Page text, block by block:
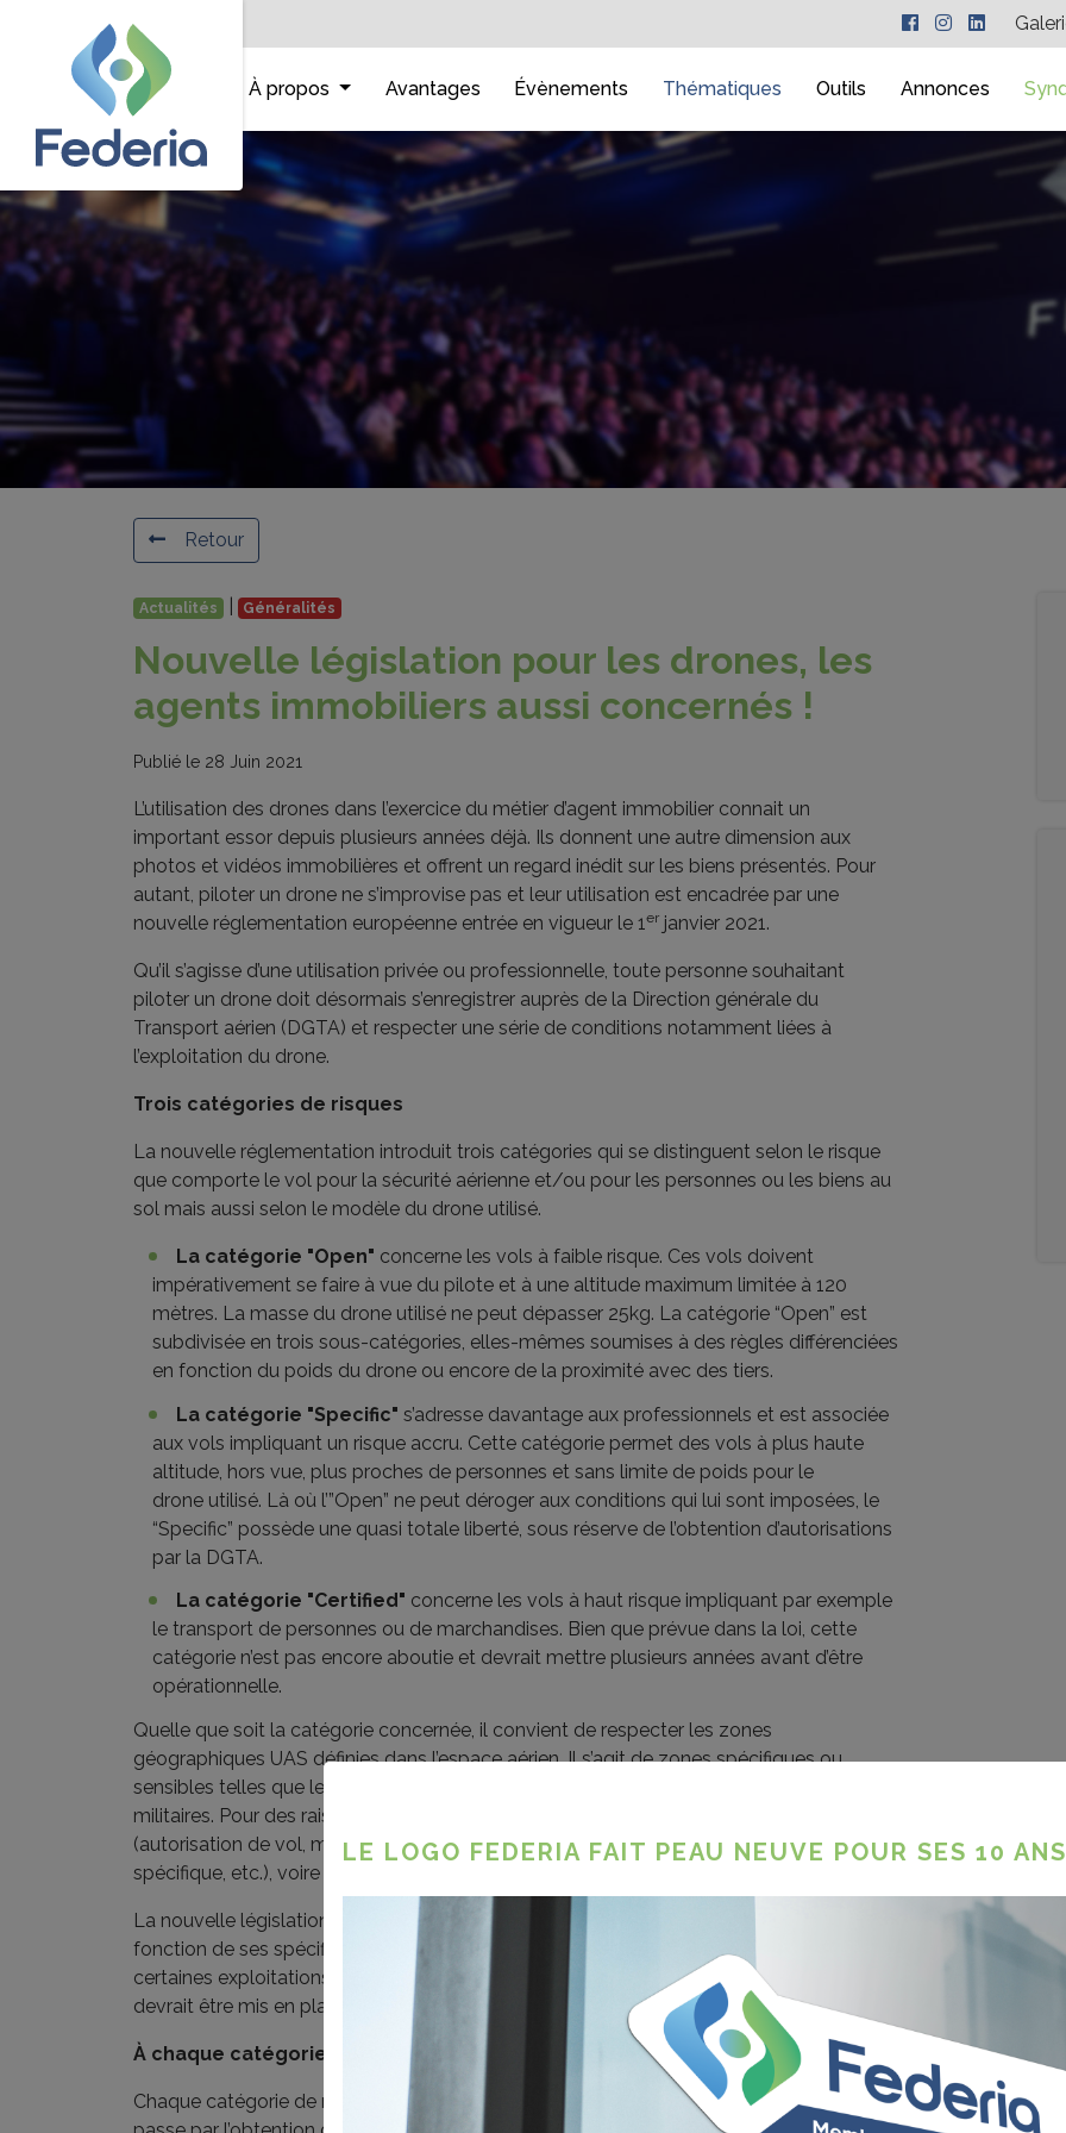
Accueil À propos Avantages Évènements Thématiques Outils Annonces
Retour
Actualités | Généralités
Nouvelle législation pour les drones, les
agents immobiliers aussi concernés !
Publié le 28 Juin 2021
L’utilisation des drones dans l’exercice du métier d’agent immobilier connait un
important essor depuis plusieurs années déjà. Ils donnent une autre dimension aux
photos et vidéos immobilières et offrent un regard inédit sur les biens présentés. Pour
autant, piloter un drone ne s’improvise pas et leur utilisation est encadrée par une
nouvelle réglementation européenne entrée en vigueur le 1 er janvier 2021.
Qu’il s’agisse d’une utilisation privée ou professionnelle, toute personne souhaitant
piloter un drone doit désormais s’enregistrer auprès de la Direction générale du
Transport aérien (DGTA) et respecter une série de conditions notamment liées à
l’exploitation du drone.
Trois catégories de risques
La nouvelle réglementation introduit trois catégories qui se distinguent selon le risque
que comporte le vol pour la sécurité aérienne et/ou pour les personnes ou les biens au
sol mais aussi selon le modèle du drone utilisé.
La catégorie "Open" concerne les vols à faible risque. Ces vols doivent
impérativement se faire à vue du pilote et à une altitude maximum limitée à 120
mètres. La masse du drone utilisé ne peut dépasser 25kg. La catégorie “Open” est
subdivisée en trois sous-catégories, elles-mêmes soumises à des règles différenciées
en fonction du poids du drone ou encore de la proximité avec des tiers.
La catégorie "Specific" s’adresse davantage aux professionnels et est associée
aux vols impliquant un risque accru. Cette catégorie permet des vols à plus haute
altitude, hors vue, plus proches de personnes et sans limite de poids pour le
drone utilisé. Là où l’”Open” ne peut déroger aux conditions qui lui sont imposées, le
“Specific” possède une quasi totale liberté, sous réserve de l’obtention d’autorisations
par la DGTA.
La catégorie "Certified" concerne les vols à haut risque impliquant par exemple
le transport de personnes ou de marchandises. Bien que prévue dans la loi, cette
catégorie n’est pas encore aboutie et devrait mettre plusieurs années avant d’être
opérationnelle.
Quelle que soit la catégorie concernée, il convient de respecter les zones
géographiques UAS définies dans l’espace aérien. Il s’agit de zones spécifiques ou
sensibles telles que les aéroports, les prisons, les sites nucléaires ou encore les espaces
militaires. Pour des raisons de sécurité évidentes, l’accès à ces zones est réglementé
(autorisation de vol, matériel
spécifique, etc.), voire interdit selon la catégorie d’exploitation choisie.
La nouvelle législation prévoit également l’attribution d’un marquage à chaque drone en
fonction de ses spécificités techniques qui devrait lui aussi permettre l’autorisation de
certaines exploitations. Ce marquage n’existe encore dans aucun pays européen et
devrait être mis en place dans les deux années à venir.
À chaque catégorie sa certification
Chaque catégorie de risque exige certaines compétences dont la reconnaissance
LE LOGO FEDERIA FAIT PEAU NEUVE POUR SES 10